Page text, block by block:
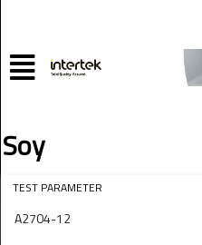
Soy
TEST PARAMETER
A2704-12